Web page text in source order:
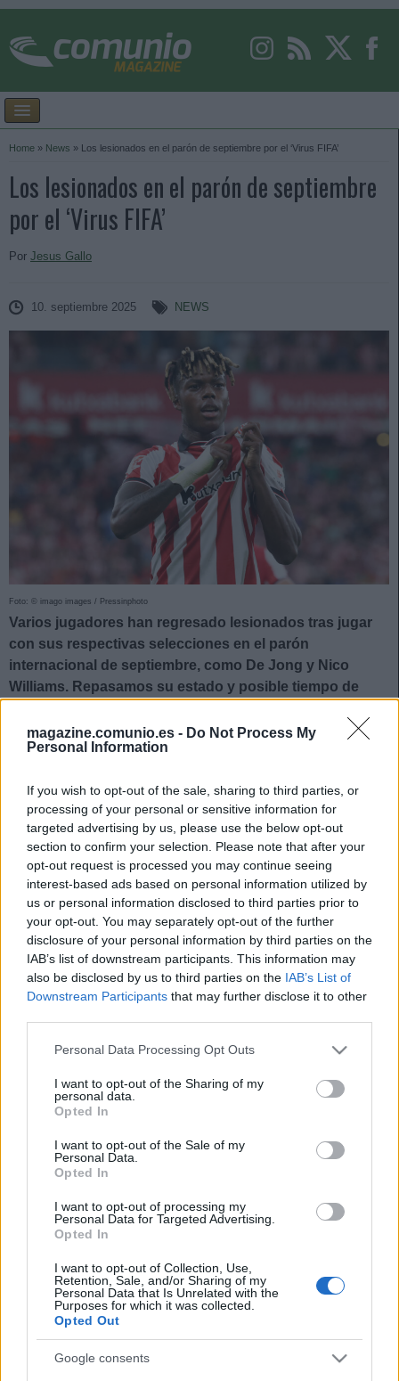
magazine.comunio.es - Do Not Process My
Personal Information
If you wish to opt-out of the sale, sharing to third parties, or
processing of your personal or sensitive information for
targeted advertising by us, please use the below opt-out
section to confirm your selection. Please note that after your
opt-out request is processed you may continue seeing
interest-based ads based on personal information utilized by
us or personal information disclosed to third parties prior to
your opt-out. You may separately opt-out of the further
disclosure of your personal information by third parties on the
IAB’s list of downstream participants. This information may
also be disclosed by us to third parties on the IAB’s List of
Downstream Participants that may further disclose it to other
Please note that this website/app uses one or more Google
not limited to your visit or usage behaviour. You may click to
grant or deny consent to Google and its third-party tags to
use your data for below specified purposes in below Google
consent section.
Personal Data Processing Opt Outs
I want to opt-out of the Sharing of my
personal data.
Opted In
I want to opt-out of the Sale of my
Personal Data.
Opted In
I want to opt-out of processing my
Personal Data for Targeted Advertising.
Opted In
I want to opt-out of Collection, Use,
Retention, Sale, and/or Sharing of my
Personal Data that Is Unrelated with the
Purposes for which it was collected.
Opted Out
Google consents
Home » News » Los lesionados en el parón de septiembre por el ‘Virus FIFA’
Los lesionados en el parón de septiembre
por el ‘Virus FIFA’
Por Jesus Gallo
10. septiembre 2025 NEWS
Foto: © imago images / Pressinphoto
Varios jugadores han regresado lesionados tras jugar
con sus respectivas selecciones en el parón
internacional de septiembre, como De Jong y Nico
Williams. Repasamos su estado y posible tiempo de
De Jong, lesión leve
El centrocampista del Barcelona tuvo que abandonar la
concentración de Países Bajos por una lesión muscular
leve que, casi con total seguridad, le hará ser baja para el
encuentro de la jornada 4 ante el Valencia y duda para el
debut blaugrana en Champions frente al Newcastle.
Nico, baja entre 4 y 6 semanas
El Athletic tuvo la mala noticia de la lesión de Nico Williams
con la Selección Española. El atacante rojiblanco se
lesionó la musculatura adductora izquierda en un lance del
jornadas de LaLiga y podría volver tras el parón de
selecciones de octubre.
Tsygankov, recae con Ucrania
El futbolista ucraniano fue desconvocado por su selección
para el segundo partido de clasificación del Mundial de
2026 ante Azerbayán, al no remitir las molestias musculares
que le hicieron ser baja para el encuentro liguero previo al
parón. Tsygankov apunta a no estar disponible para Michel
para el choque del domingo contra el Celta.
Suplentes estrella: ¿Se harán con la titularidad
Griezmann & cía?
Se esperaban que fueran titulares